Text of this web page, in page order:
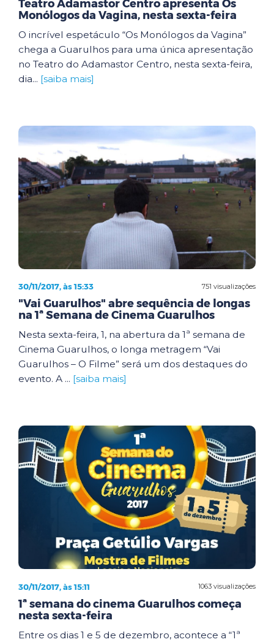
Teatro Adamastor Centro apresenta Os
Monólogos da Vagina, nesta sexta-feira
O incrível espetáculo “Os Monólogos da Vagina”
chega a Guarulhos para uma única apresentação
no Teatro do Adamastor Centro, nesta sexta-feira,
dia... [saiba mais]
751 visualizações
30/11/2017, às 15:33
"Vai Guarulhos" abre sequência de longas
na 1ª Semana de Cinema Guarulhos
Nesta sexta-feira, 1, na abertura da 1ª semana de
Cinema Guarulhos, o longa metragem “Vai
Guarulhos – O Filme” será um dos destaques do
evento. A ... [saiba mais]
1063 visualizações
30/11/2017, às 15:11
1ª semana do cinema Guarulhos começa
nesta sexta-feira
Entre os dias 1 e 5 de dezembro, acontece a “1ª